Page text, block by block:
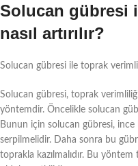
Solucan gübresi
nasıl artırılır?
Solucan gübresi ile toprak
Solucan gübresi, toprak
yöntemdir. Öncelikle solucan
Bunun için solucan gübresi,
serpilmelidir. Daha sonra bu
toprakla kazılmalıdır. Bu